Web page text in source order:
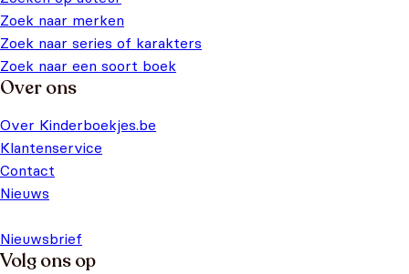
Zoek naar merken
Zoek naar series of karakters
Zoek naar een soort boek
Over ons
Over Kinderboekjes.be
Klantenservice
Contact
Nieuws
Nieuwsbrief
Volg ons op